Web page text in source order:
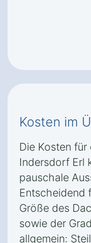
Kosten im
Die Kosten
Indersdorf Erl
pauschale
Entscheidend
Größe des
sowie der
allgemein: